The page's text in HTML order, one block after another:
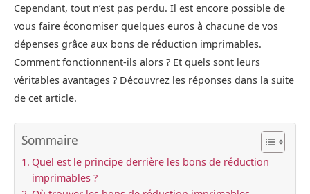
Cependant, tout n’est pas perdu. Il est encore possible de
vous faire économiser quelques euros à chacune de vos
dépenses grâce aux bons de réduction imprimables.
Comment fonctionnent-ils alors ? Et quels sont leurs
véritables avantages ? Découvrez les réponses dans la suite
de cet article.
Sommaire
Quel est le principe derrière les bons de réduction
imprimables ?